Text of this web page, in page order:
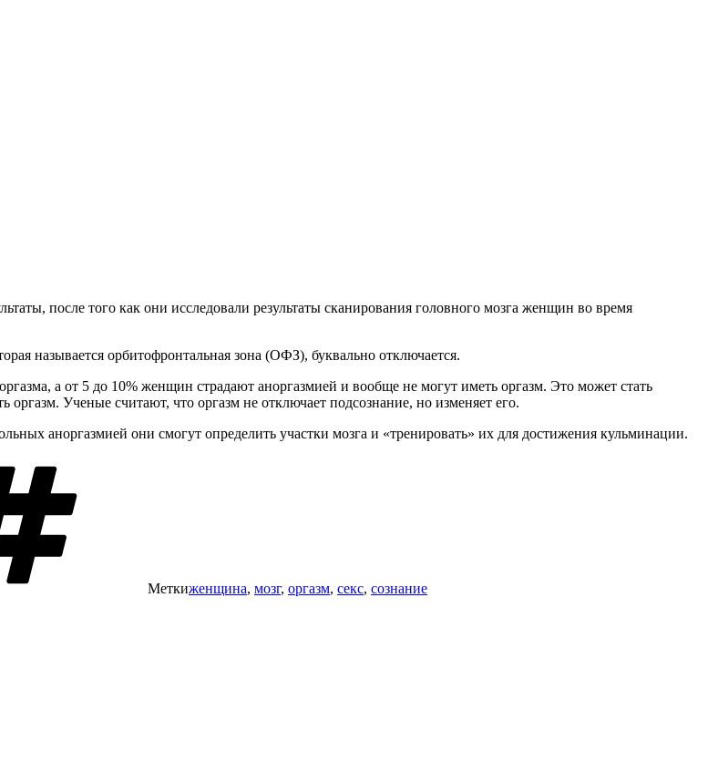
после того как они исследовали результаты сканирования головного мозга женщин во время
называется орбитофронтальная зона (ОФЗ), буквально отключается.
а от 5 до 10% женщин страдают аноргазмией и вообще не могут иметь оргазм. Это может стать
оргазм. Ученые считают, что оргазм не отключает подсознание, но изменяет его.
аноргазмией они смогут определить участки мозга и «тренировать» их для достижения кульминации.
Меткиженщина, мозг, оргазм, секс, сознание